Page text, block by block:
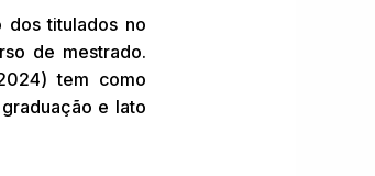
dos titulados no
de mestrado.
tem como
e lato